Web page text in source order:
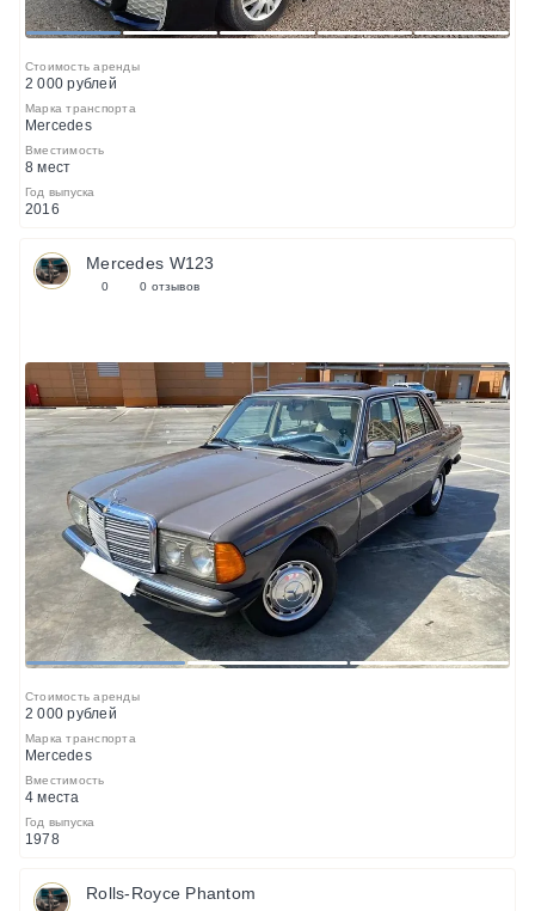
1 2 3 4 5
Стоимость аренды
2 000 рублей
Марка транспорта
Mercedes
Вместимость
8 мест
Год выпуска
2016
Mercedes W123
0 0 отзывов
1 2 3
Стоимость аренды
2 000 рублей
Марка транспорта
Mercedes
Вместимость
4 места
Год выпуска
1978
Rolls-Royce Phantom